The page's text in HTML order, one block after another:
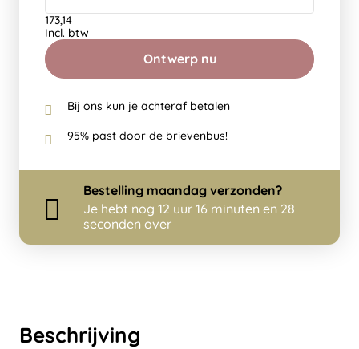
Beschrijving
Ontwerp nu
173,14
Incl. btw
Bij ons kun je achteraf betalen
95% past door de brievenbus!
Bestelling maandag verzonden?
Je hebt nog 12 uur 16 minuten en 28
seconden over